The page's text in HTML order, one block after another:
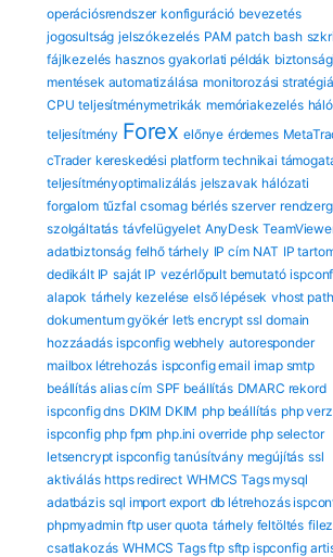
operációsrendszer konfiguráció bevezetés
jogosultság jelszókezelés PAM patch bash
fájlkezelés hasznos gyakorlati példák biztonsági
mentések automatizálása monitorozási
CPU teljesítménymetrikák memóriakezelés
teljesítmény Forex előnye érdemes
cTrader kereskedési platform technikai
teljesítményoptimalizálás jelszavak hálózati
forgalom tűzfal csomag bérlés szerver
szolgáltatás távfelügyelet AnyDesk
adatbiztonság felhő tárhely IP cím NAT IP
dedikált IP saját IP vezérlőpult bemutató
alapok tárhely kezelése első lépések vhost path
dokumentum gyökér let’s encrypt ssl domain
hozzáadás ispconfig webhely autoresponder
mailbox létrehozás ispconfig email imap smtp
beállítás alias cím SPF beállítás DMARC rekord
ispconfig dns DKIM DKIM php beállítás php
ispconfig php fpm php.ini override php selector
letsencrypt ispconfig tanúsítvány megújítás ssl
aktiválás https redirect WHMCS Tags mysql
adatbázis sql import export db létrehozás
phpmyadmin ftp user quota tárhely feltöltés
csatlakozás WHMCS Tags ftp sftp ispconfig